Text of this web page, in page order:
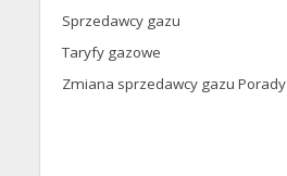
Sprzedawcy gazu
Taryfy gazowe
Zmiana sprzedawcy gazu Porady